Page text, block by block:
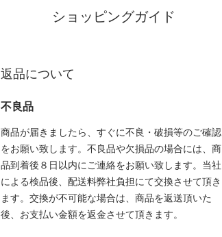
ショッピングガイド
返品について
不良品
商品が届きましたら、すぐに不良・破損等のご確認
をお願い致します。不良品や欠損品の場合には、商
品到着後８日以内にご連絡をお願い致します。当社
による検品後、配送料弊社負担にて交換させて頂き
ます。交換が不可能な場合は、商品を返送頂いた
後、お支払い金額を返金させて頂きます。